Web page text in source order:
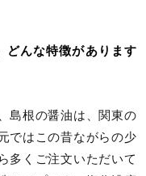
どんな特徴があります
島根の醤油は、関東の
ではこの昔ながらの少
多くご注文いただいて